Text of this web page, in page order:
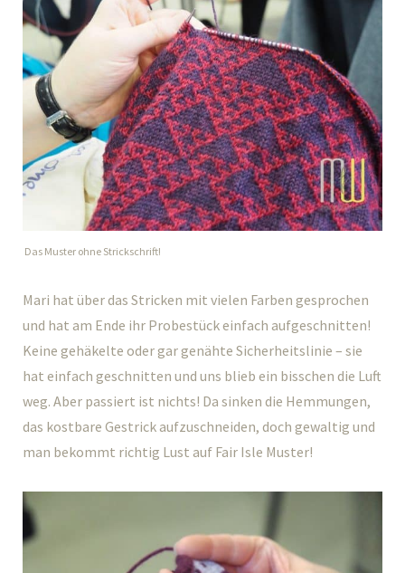
Das Muster ohne Strickschrift!
Mari hat über das Stricken mit vielen Farben gesprochen
und hat am Ende ihr Probestück einfach aufgeschnitten!
Keine gehäkelte oder gar genähte Sicherheitslinie – sie
hat einfach geschnitten und uns blieb ein bisschen die Luft
weg. Aber passiert ist nichts! Da sinken die Hemmungen,
das kostbare Gestrick aufzuschneiden, doch gewaltig und
man bekommt richtig Lust auf Fair Isle Muster!